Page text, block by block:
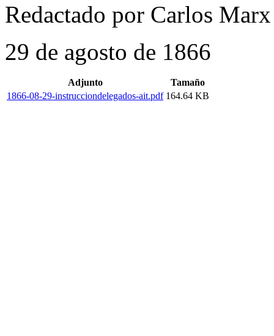
Redactado por Carlos Marx
29 de agosto de 1866
Adjunto
Tamaño
1866-08-29-instrucciondelegados-ait.pdf 164.64 KB